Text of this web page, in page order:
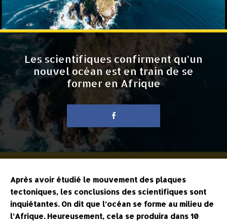
Les scientifiques confirment qu’un
nouvel océan est en train de se
former en Afrique
Après avoir étudié le mouvement des plaques
tectoniques, les conclusions des scientifiques sont
inquiétantes. On dit que l’océan se forme au milieu de
l’Afrique. Heureusement, cela se produira dans 10